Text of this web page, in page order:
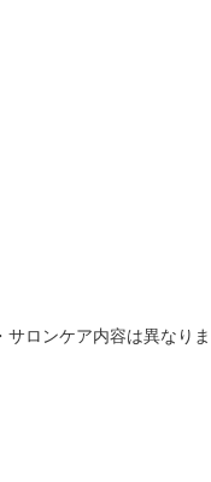
ロンケア内容は異なりま